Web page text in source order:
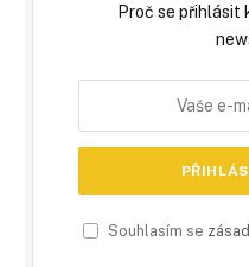
Proč se přihlásit
Souhlasím se